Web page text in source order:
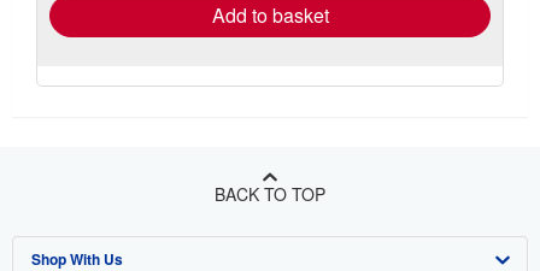
Add to basket
BACK TO TOP
Shop With Us